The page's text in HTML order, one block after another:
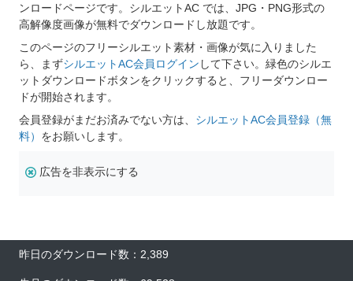
ンロードページです。シルエットAC では、JPG・PNG形式の
高解像度画像が無料でダウンロードし放題です。
このページのフリーシルエット素材・画像が気に入りました
ら、まずシルエットAC会員ログイン して下さい。緑色のシルエ
ットダウンロードボタンをクリックすると、フリーダウンロー
ドが開始されます。
会員登録がまだお済みでない方は、 シルエットAC会員登録（無
料） をお願いします。
広告を非表示にする
昨日のダウンロード数：2,389